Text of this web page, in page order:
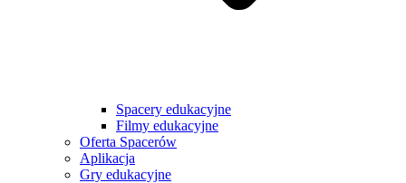
Spacery edukacyjne
Filmy edukacyjne
Oferta Spacerów
Aplikacja
Gry edukacyjne